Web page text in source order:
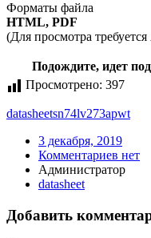
Форматы файла
HTML, PDF
(Для просмотра
Подождите, идет
Просмотрено: 397
datasheetsn74lv273apwt
3 декабря, 2019
Комментариев нет
Администратор
datasheet
Добавить